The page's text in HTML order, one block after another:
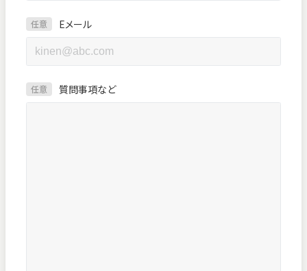
任意 Eメール
任意 質問事項など